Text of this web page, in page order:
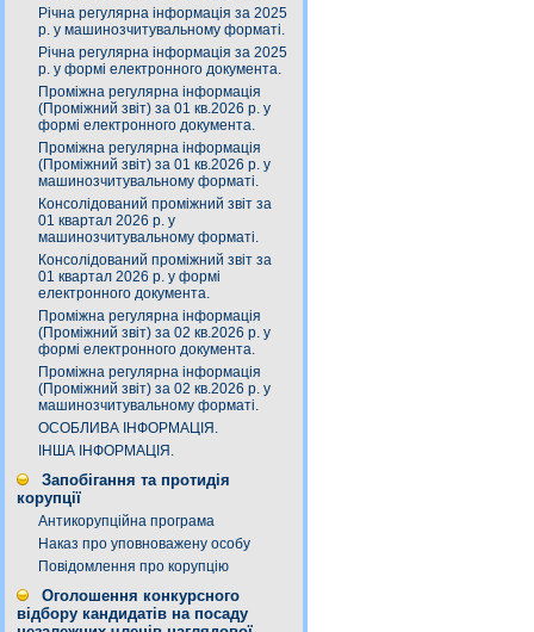
Річна регулярна інформація за 2025
р. у машинозчитувальному форматі.
Річна регулярна інформація за 2025
р. у формі електронного документа.
Проміжна регулярна інформація
(Проміжний звіт) за 01 кв.2026 р. у
формі електронного документа.
Проміжна регулярна інформація
(Проміжний звіт) за 01 кв.2026 р. у
машинозчитувальному форматі.
Консолідований проміжний звіт за
01 квартал 2026 р. у
машинозчитувальному форматі.
Консолідований проміжний звіт за
01 квартал 2026 р. у формі
електронного документа.
Проміжна регулярна інформація
(Проміжний звіт) за 02 кв.2026 р. у
формі електронного документа.
Проміжна регулярна інформація
(Проміжний звіт) за 02 кв.2026 р. у
машинозчитувальному форматі.
ОСОБЛИВА ІНФОРМАЦІЯ.
ІНША ІНФОРМАЦІЯ.
Запобігання та протидія
корупції
Антикорупційна програма
Наказ про уповноважену особу
Повідомлення про корупцію
Оголошення конкурсного
відбору кандидатів на посаду